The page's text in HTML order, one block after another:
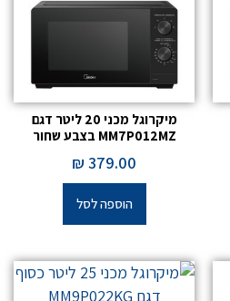
מיקרוגל מכני 20 ליטר דגם
MM7P012MZ בצבע שחור
379.00
₪
הוספה לסל